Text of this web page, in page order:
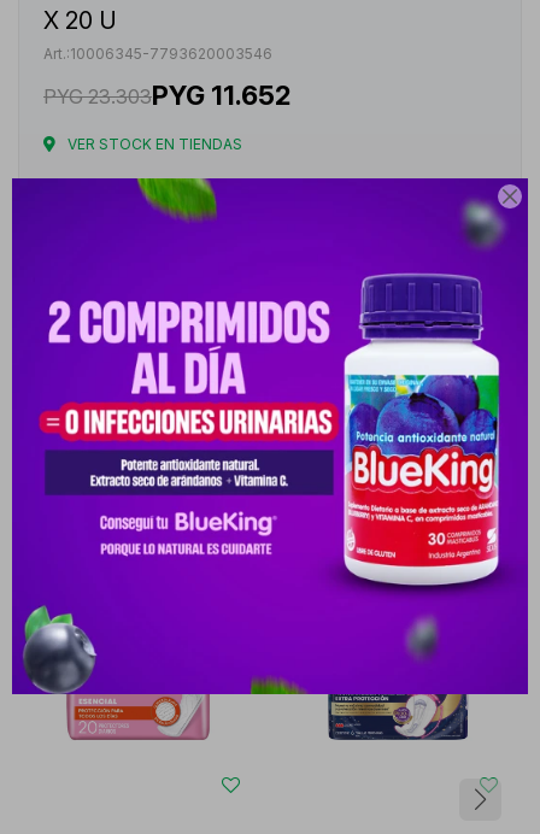

X 20 U
10006345-7793620003546
PYG 23.303PYG 11.652
VER STOCK EN TIENDAS
Medios de pago
Productos que te pueden interesar